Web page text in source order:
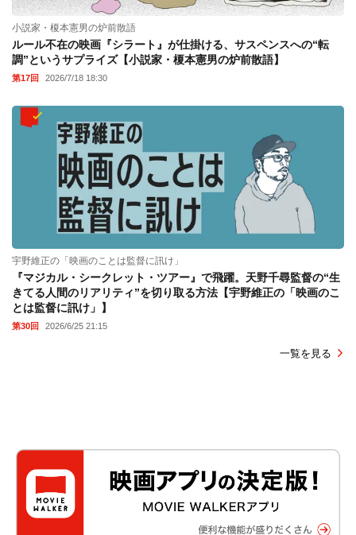
小説家・榎本憲男の炉前散語
ルール不在の映画『シラート』が仕掛ける、サスペンスへの“転
調”というサプライズ【小説家・榎本憲男の炉前散語】
第17回 2026/7/18 18:30
宇野維正の「映画のことは監督に訊け」
『マジカル・シークレット・ツアー』で飛躍。天野千尋監督の“生
きてる人間のリアリティ”を切り取る方法【宇野維正の「映画のこ
とは監督に訊け」】
第30回 2026/6/25 21:15
一覧を見る